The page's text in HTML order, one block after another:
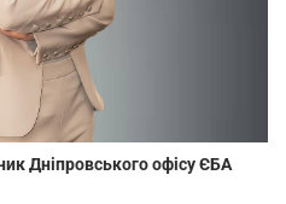
Дніпровського офісу ЄБА